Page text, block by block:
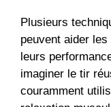
Plusieurs
peuvent aider
leurs
imaginer le tir
couramment